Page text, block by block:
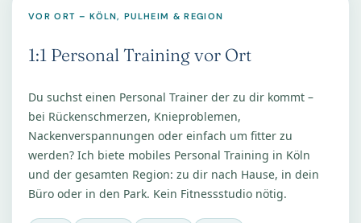
VOR ORT – KÖLN, PULHEIM & REGION
1:1 Personal Training vor Ort
Du suchst einen Personal Trainer der zu dir kommt –
bei Rückenschmerzen, Knieproblemen,
Nackenverspannungen oder einfach um fitter zu
werden? Ich biete mobiles Personal Training in Köln
und der gesamten Region: zu dir nach Hause, in dein
Büro oder in den Park. Kein Fitnessstudio nötig.